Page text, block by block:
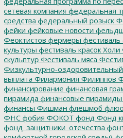
сетевая компания федеральная
средства федеральный розыск
фейки фейковые новости
Феоктистов фермеры фестиваль
культуры фестиваль красок Холи
скульптур Фестиваль мяса
Физкультурно-оздоровительный
выплата Филармония Филиппов
финансирование финансовая
пирамида финансовые пирамиды
финансы Фишман флешмоб
ФНС фобия ФОКОТ фонд Фонд
фонд_защитники_отечества